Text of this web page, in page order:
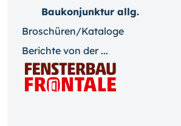
Baukonjunktur allg.
Broschüren/Kataloge
Berichte von der ...